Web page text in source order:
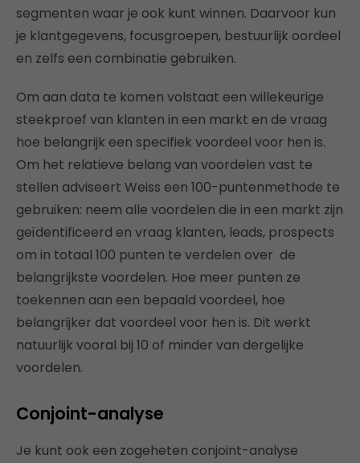
segmenten waar je ook kunt winnen. Daarvoor kun
je klantgegevens, focusgroepen, bestuurlijk oordeel
en zelfs een combinatie gebruiken.
Om aan data te komen volstaat een willekeurige
steekproef van klanten in een markt en de vraag
hoe belangrijk een specifiek voordeel voor hen is.
Om het relatieve belang van voordelen vast te
stellen adviseert Weiss een 100-puntenmethode te
gebruiken: neem alle voordelen die in een markt zijn
geïdentificeerd en vraag klanten, leads, prospects
om in totaal 100 punten te verdelen over de
belangrijkste voordelen. Hoe meer punten ze
toekennen aan een bepaald voordeel, hoe
belangrijker dat voordeel voor hen is. Dit werkt
natuurlijk vooral bij 10 of minder van dergelijke
voordelen.
Conjoint-analyse
Je kunt ook een zogeheten conjoint-analyse